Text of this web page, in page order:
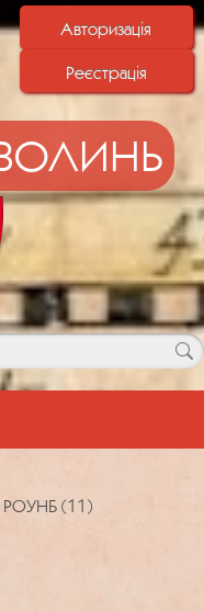
Авторизація
Реєстрація
РОУНБ (11)